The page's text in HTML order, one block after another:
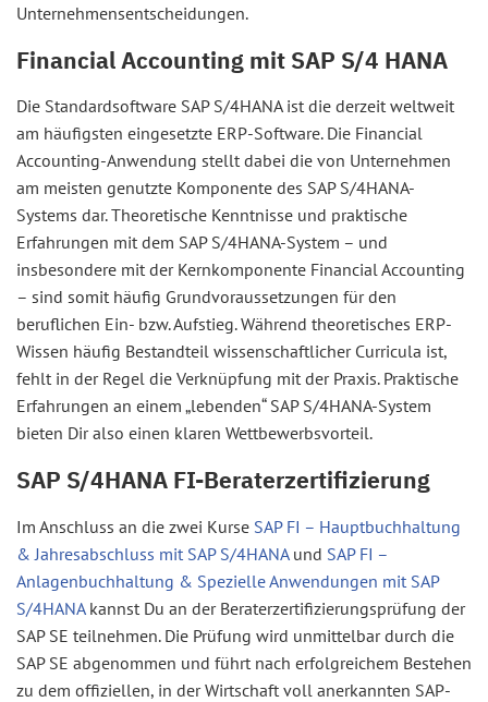
Unternehmensentscheidungen.
Financial Accounting mit SAP S/4 HANA
Die Standardsoftware SAP S/4HANA ist die derzeit weltweit
am häufigsten eingesetzte ERP-Software. Die Financial
Accounting-Anwendung stellt dabei die von Unternehmen
am meisten genutzte Komponente des SAP S/4HANA-
Systems dar. Theoretische Kenntnisse und praktische
Erfahrungen mit dem SAP S/4HANA-System – und
insbesondere mit der Kernkomponente Financial Accounting
– sind somit häufig Grundvoraussetzungen für den
beruflichen Ein- bzw. Aufstieg. Während theoretisches ERP-
Wissen häufig Bestandteil wissenschaftlicher Curricula ist,
fehlt in der Regel die Verknüpfung mit der Praxis. Praktische
Erfahrungen an einem „lebenden“ SAP S/4HANA-System
bieten Dir also einen klaren Wettbewerbsvorteil.
SAP S/4HANA FI-Beraterzertifizierung
Im Anschluss an die zwei Kurse SAP FI – Hauptbuchhaltung
& Jahresabschluss mit SAP S/4HANAund SAP FI –
Anlagenbuchhaltung & Spezielle Anwendungen mit SAP
S/4HANAkannst Du an der Beraterzertifizierungsprüfung der
SAP SE teilnehmen. Die Prüfung wird unmittelbar durch die
SAP SE abgenommen und führt nach erfolgreichem Bestehen
zu dem offiziellen, in der Wirtschaft voll anerkannten SAP-